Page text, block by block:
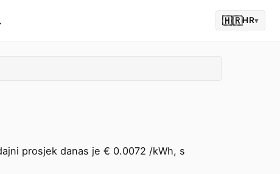
🇭🇷HR▾
prosjek danas je € 0.0072 /kWh, s